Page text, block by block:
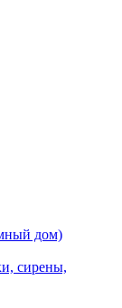
дом)
сирены,